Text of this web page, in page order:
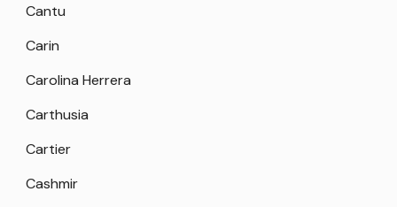
Cantu
Carin
Carolina Herrera
Carthusia
Cartier
Cashmir